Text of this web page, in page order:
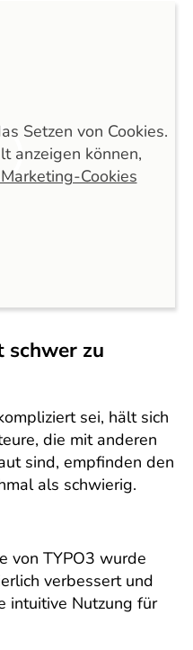
Setzen von Cookies.
anzeigen können,
Cookies
schwer zu
sei, hält sich
die mit anderen
sind, empfinden den
als schwierig.
von TYPO3 wurde
verbessert und
intuitive Nutzung für